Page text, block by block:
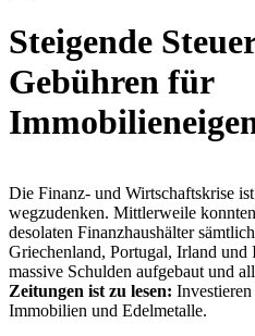
Steigende
Gebühren für
Die Finanz- und Wirtschaftskrise
wegzudenken. Mittlerweile
desolaten Finanzhaushälter
Griechenland, Portugal, Irland und
massive Schulden aufgebaut und
Zeitungen ist zu lesen:
Immobilien und Edelmetalle.